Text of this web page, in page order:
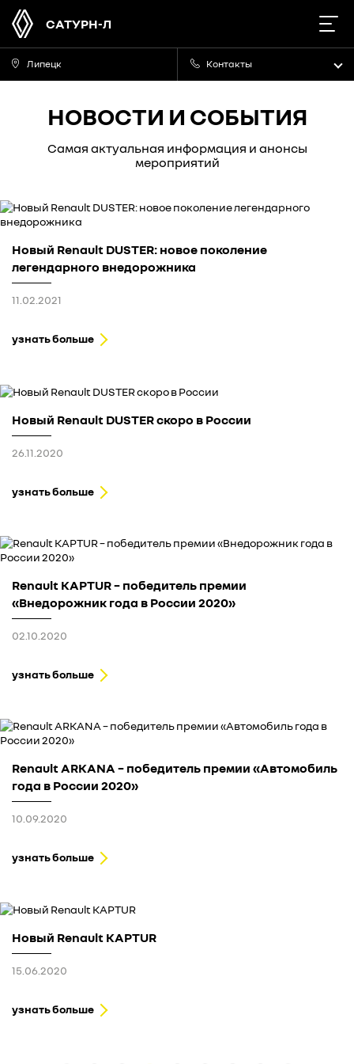
САТУРН-Л
Липецк Контакты
НОВОСТИ И СОБЫТИЯ
Самая актуальная информация и анонсы
мероприятий
Новый Renault DUSTER: новое поколение
легендарного внедорожника
11.02.2021
узнать больше
Новый Renault DUSTER скоро в России
26.11.2020
узнать больше
Renault KAPTUR – победитель премии
«Внедорожник года в России 2020»
02.10.2020
узнать больше
Renault ARKANA – победитель премии «Автомобиль
года в России 2020»
10.09.2020
узнать больше
Новый Renault KAPTUR
15.06.2020
узнать больше